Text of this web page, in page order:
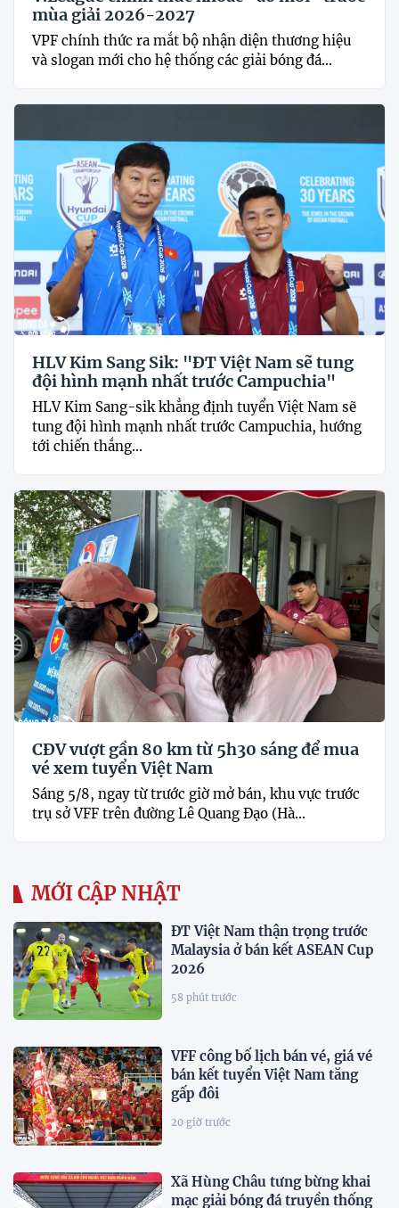
mùa giải 2026-2027
VPF chính thức ra mắt bộ nhận diện thương hiệu
và slogan mới cho hệ thống các giải bóng đá...
HLV Kim Sang Sik: "ĐT Việt Nam sẽ tung
đội hình mạnh nhất trước Campuchia"
HLV Kim Sang-sik khẳng định tuyển Việt Nam sẽ
tung đội hình mạnh nhất trước Campuchia, hướng
tới chiến thắng...
CĐV vượt gần 80 km từ 5h30 sáng để mua
vé xem tuyển Việt Nam
Sáng 5/8, ngay từ trước giờ mở bán, khu vực trước
trụ sở VFF trên đường Lê Quang Đạo (Hà...
MỚI CẬP NHẬT
ĐT Việt Nam thận trọng trước
Malaysia ở bán kết ASEAN Cup
2026
58 phút trước
VFF công bố lịch bán vé, giá vé
bán kết tuyển Việt Nam tăng
gấp đôi
20 giờ trước
Xã Hùng Châu tưng bừng khai
mạc giải bóng đá truyền thống